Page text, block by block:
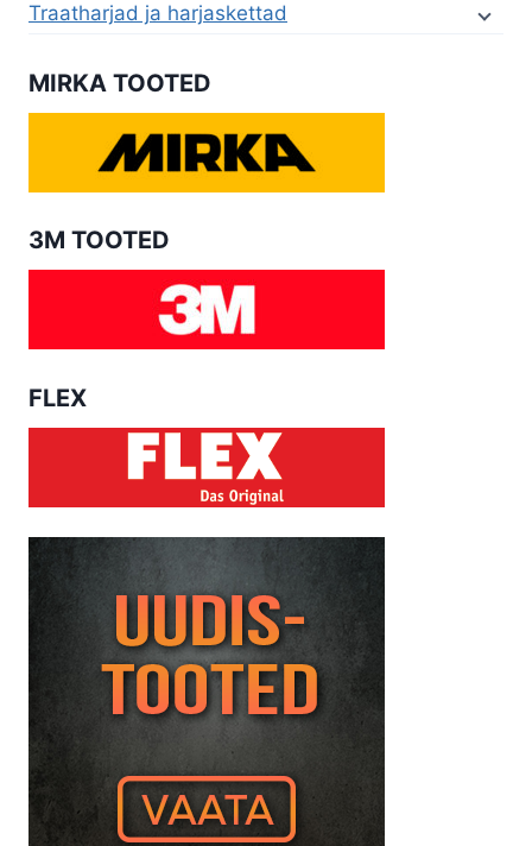
Traatharjad ja harjaskettad
MIRKA TOOTED
3M TOOTED
FLEX